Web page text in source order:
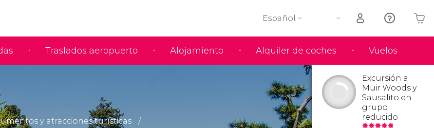
Traslados aeropuerto Alojamiento Alquiler de coches Vuelos
Español
Tu carrito está vacío
y atracciones turísticas
Excursión a
Muir Woods y
Sausalito en
grupo
reducido